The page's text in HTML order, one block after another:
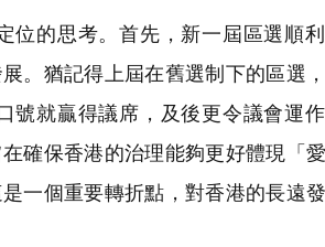
的思考。首先，新一屆區選順
。猶記得上屆在舊選制下的區選
號就贏得議席，及後更令議會運
確保香港的治理能夠更好體現「
一個重要轉折點，對香港的長遠